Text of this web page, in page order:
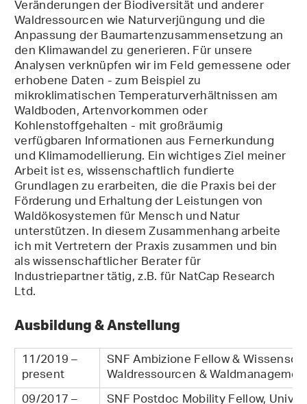
Veränderungen der Biodiversität und anderer
Waldressourcen wie Naturverjüngung und die
Anpassung der Baumartenzusammensetzung an
den Klimawandel zu generieren. Für unsere
Analysen verknüpfen wir im Feld gemessene oder
erhobene Daten - zum Beispiel zu
mikroklimatischen Temperaturverhältnissen am
Waldboden, Artenvorkommen oder
Kohlenstoffgehalten - mit großräumig
verfügbaren Informationen aus Fernerkundung
und Klimamodellierung. Ein wichtiges Ziel meiner
Arbeit ist es, wissenschaftlich fundierte
Grundlagen zu erarbeiten, die die Praxis bei der
Förderung und Erhaltung der Leistungen von
Waldökosystemen für Mensch und Natur
unterstützen. In diesem Zusammenhang arbeite
ich mit Vertretern der Praxis zusammen und bin
als wissenschaftlicher Berater für
Industriepartner tätig, z.B. für NatCap Research
Ltd.
Ausbildung & Anstellung
11/2019 –
present
SNF Ambizione Fellow &
Waldressourcen &